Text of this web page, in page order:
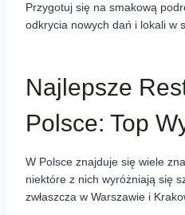
Przygotuj się na smakową
odkrycia nowych dań i lokali w
Najlepsze
Polsce: Top
W Polsce znajduje się wiele
niektóre z nich wyróżniają się
zwłaszcza w Warszawie i